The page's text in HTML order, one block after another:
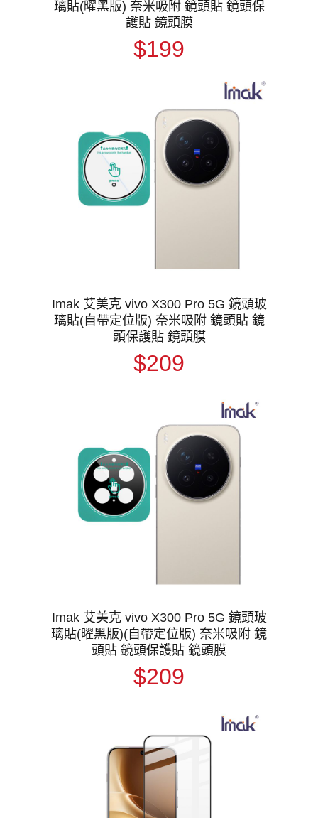
璃貼(曜黑版) 奈米吸附 鏡頭貼 鏡頭保
護貼 鏡頭膜
$199
Imak 艾美克 vivo X300 Pro 5G 鏡頭玻
璃貼(自帶定位版) 奈米吸附 鏡頭貼 鏡
頭保護貼 鏡頭膜
$209
Imak 艾美克 vivo X300 Pro 5G 鏡頭玻
璃貼(曜黑版)(自帶定位版) 奈米吸附 鏡
頭貼 鏡頭保護貼 鏡頭膜
$209